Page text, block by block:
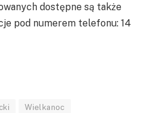
dostępne są także
pod numerem telefonu: 14
Wielkanoc